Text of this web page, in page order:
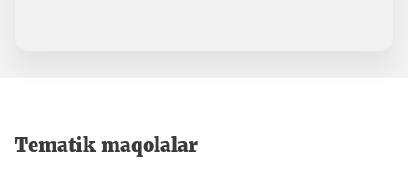
Tematik maqolalar